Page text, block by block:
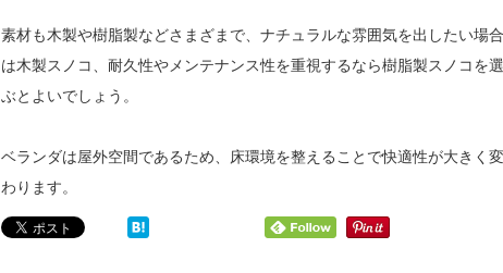
素材も木製や樹脂製などさまざまで、ナチュラルな雰囲気を出したい場合
は木製スノコ、耐久性やメンテナンス性を重視するなら樹脂製スノコを選
ぶとよいでしょう。
ベランダは屋外空間であるため、床環境を整えることで快適性が大きく変
わります。
ョ